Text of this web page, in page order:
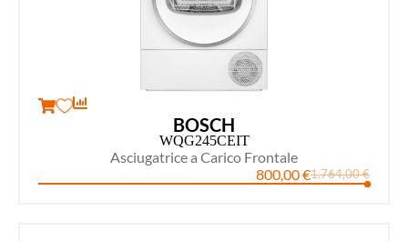
BOSCH
WQG245CEIT
Asciugatrice a Carico Frontale
1.764,00€
800,00€